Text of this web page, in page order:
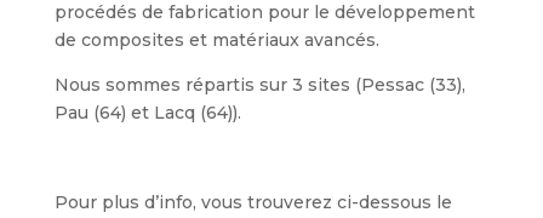
procédés de fabrication pour le développement
de composites et matériaux avancés.
Nous sommes répartis sur 3 sites (Pessac (33),
Pau (64) et Lacq (64)).
Pour plus d’info, vous trouverez ci-dessous le